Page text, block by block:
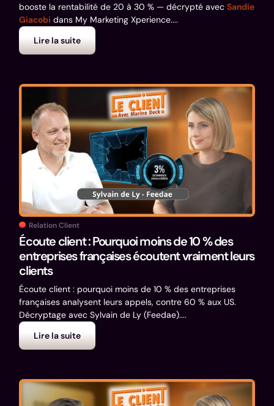
booste la rentabilité de 20 à 30 % — décrypté avecSandie
Giacobi dans My Marketing Xperience....
Lire la suite
Relation Client
Écoute client : Pourquoi moins de 10 % des
entreprises françaises écoutent vraiment leurs
clients
Écoute client : pourquoi moins de 10 % des entreprises
françaises analysent leurs appels, contre 60 % aux US.
Décryptage avec Sylvain de Ly (Feedae)....
Lire la suite